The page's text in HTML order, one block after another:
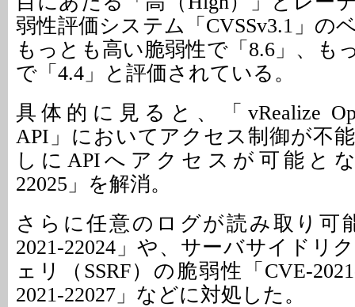
弱性評価システム「CVSSv3.1」の
もっとも高い脆弱性で「8.6」、も
で「4.4」と評価されている。
具体的に見ると、「vRealize
API」においてアクセス制御が不
しにAPIへアクセスが可能とな
22025」を解消。
さらに任意のログが読み取り可
2021-22024」や、サーバサイドリ
ェリ（SSRF）の脆弱性「CVE-
2021-22027」などに対処した。